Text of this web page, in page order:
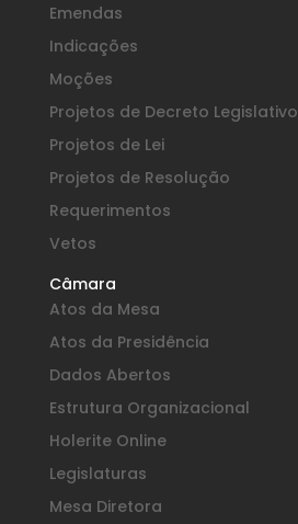
Emendas
Indicações
Moções
Projetos de Decreto Legislativo
Projetos de Lei
Projetos de Resolução
Requerimentos
Vetos
Câmara
Atos da Mesa
Atos da Presidência
Dados Abertos
Estrutura Organizacional
Holerite Online
Legislaturas
Mesa Diretora